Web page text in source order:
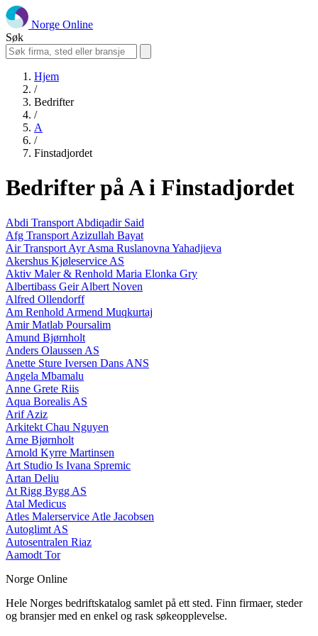
Norge Online
Søk
Hjem
/
Bedrifter
/
A
/
Finstadjordet
Bedrifter på A i Finstadjordet
Abdi Transport Abdiqadir Said
Afg Transport Azizullah Bayat
Air Transport Ayr Asma Ruslanovna Yahadjieva
Akershus Kjøleservice AS
Aktiv Maler & Renhold Maria Elonka Gry
Albertibass Geir Albert Noven
Alfred Ollendorff
Am Renhold Armend Muqkurtaj
Amir Matlab Poursalim
Amund Bjørnholt
Anders Olaussen AS
Anette Sture Iversen Dans ANS
Angela Mbamalu
Anne Grete Riis
Aqua Borealis AS
Arif Aziz
Arkitekt Chau Nguyen
Arne Bjørnholt
Arnold Kyrre Martinsen
Art Studio Is Ivana Spremic
Artan Deliu
At Rigg Bygg AS
Atal Medicus
Atles Malerservice Atle Jacobsen
Autoglimt AS
Autosentralen Riaz
Aamodt Tor
Norge Online
Hele Norges bedriftskatalog samlet på ett sted. Finn firmaer, steder
og bransjer med en enkel og rask søkeopplevelse.